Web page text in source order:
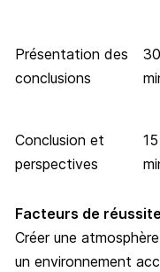
Présentation des
conclusions
30
Conclusion et
perspectives
15
Facteurs de
Créer une
un environnement